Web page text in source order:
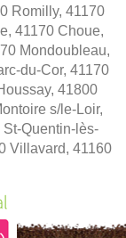
Romilly, 41170
41170 Choue,
Mondoubleau,
du-Cor, 41170
41800
s/le-Loir,
Quentin-lès-
Villavard, 41160